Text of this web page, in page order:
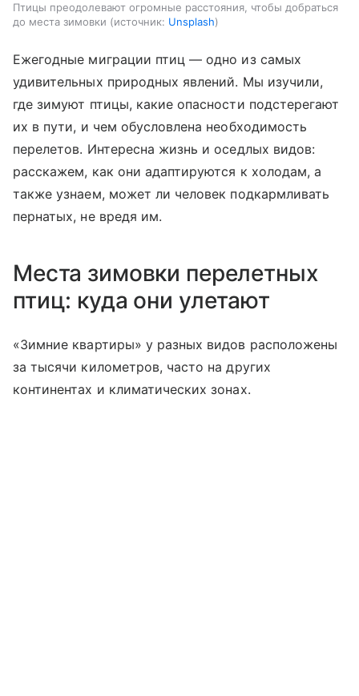
Птицы преодолевают огромные расстояния, чтобы добраться
до места зимовки
источник: Unsplash
Ежегодные миграции птиц — одно из самых
удивительных природных явлений. Мы изучили,
где зимуют птицы, какие опасности подстерегают
их в пути, и чем обусловлена необходимость
перелетов. Интересна жизнь и оседлых видов:
расскажем, как они адаптируются к холодам, а
также узнаем, может ли человек подкармливать
пернатых, не вредя им.
Места зимовки перелетных
птиц: куда они улетают
«Зимние квартиры» у разных видов расположены
за тысячи километров, часто на других
континентах и климатических зонах.